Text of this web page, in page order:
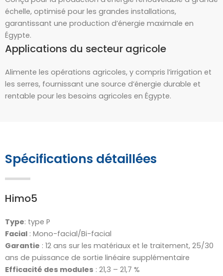
échelle, optimisé pour les grandes installations,
garantissant une production d’énergie maximale en
Égypte.
Applications du secteur agricole
Alimente les opérations agricoles, y compris l’irrigation et
les serres, fournissant une source d’énergie durable et
rentable pour les besoins agricoles en Égypte.
Spécifications détaillées
Himo5
Type: type P
Facial : Mono-facial/Bi-facial
Garantie : 12 ans sur les matériaux et le traitement, 25/30
ans de puissance de sortie linéaire supplémentaire
Efficacité des modules : 21,3 – 21,7 %